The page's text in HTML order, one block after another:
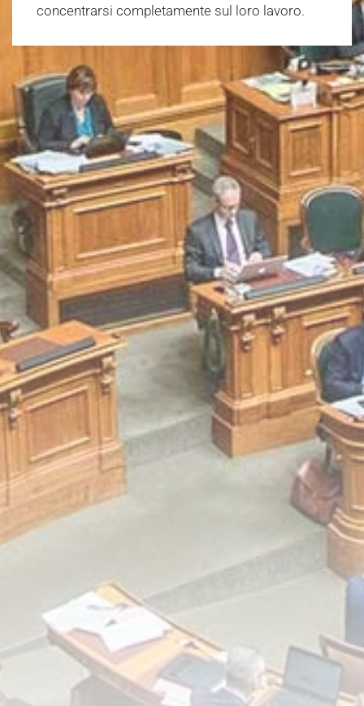
concentrarsi completamente sul loro lavoro.